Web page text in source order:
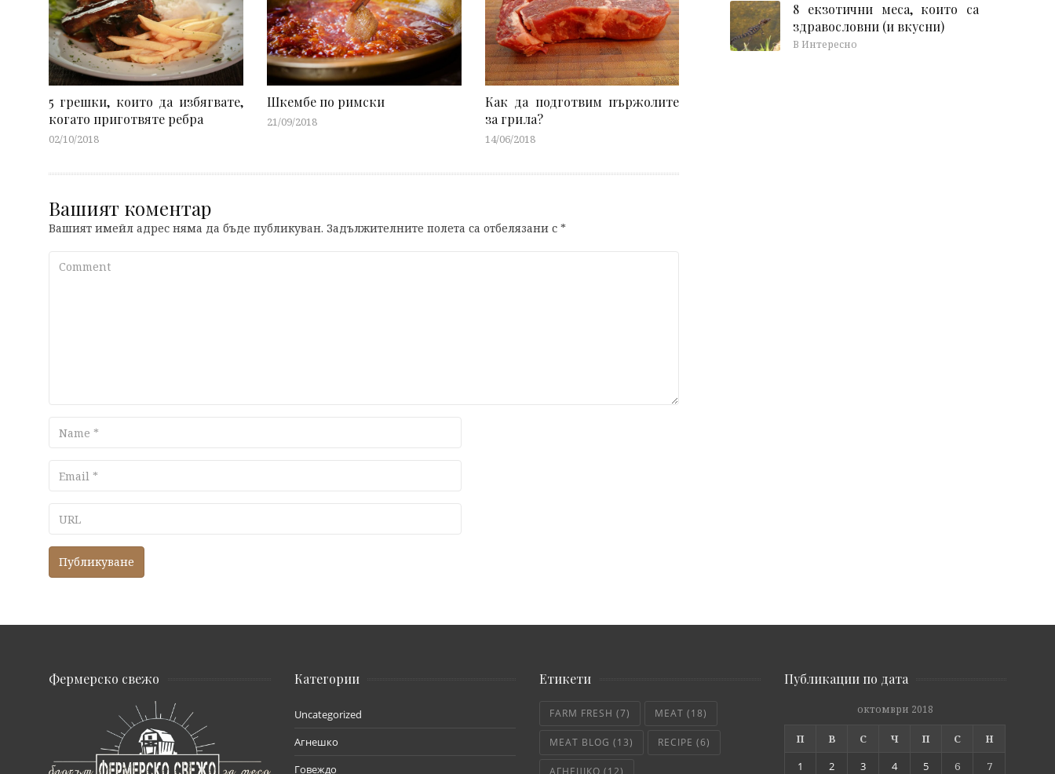
5 грешки, които да избягвате,
когато приготвяте ребра
02/10/2018
Шкембе по римски
21/09/2018
Как да подготвим пържолите
за грила?
14/06/2018
Вашият коментар
Вашият имейл адрес няма да бъде публикуван. Задължителните полета са отбелязани с*
Comment
Name
Email
URL
8 екзотични меса, които са
здравословни (и вкусни)
В Интересно
Фермерско свежо Категории
Uncategorized
Агнешко
Говеждо
Етикети
FARM FRESH (7) MEAT (18)
MEAT BLOG (13) RECIPE (6)
Публикации по дата
октомври 2018
П В С Ч П С
Н
1
2 3 4 5 6 7